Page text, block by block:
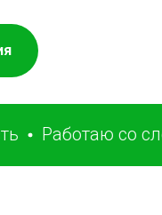
Работаю со